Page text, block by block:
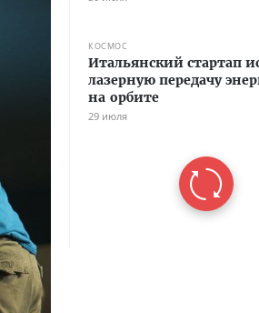
КОСМОС
Итальянский стартап
лазерную передачу
на орбите
29 июля